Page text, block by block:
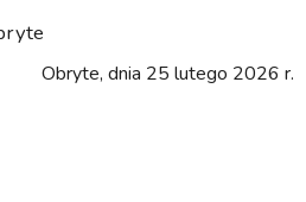
Obryte, dnia 25 lutego 2026 r.